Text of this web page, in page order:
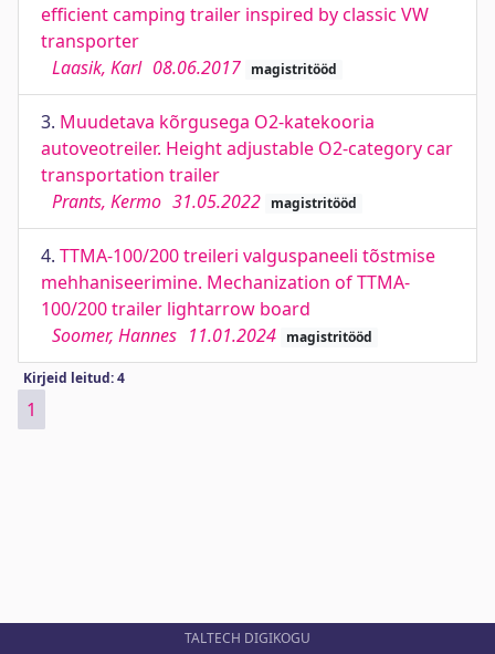
efficient camping trailer inspired by classic VW
transporter
Laasik, Karl 08.06.2017 magistritööd
3. Muudetava kõrgusega O2-katekooria
autoveotreiler. Height adjustable O2-category car
transportation trailer
Prants, Kermo 31.05.2022 magistritööd
4. TTMA-100/200 treileri valguspaneeli tõstmise
mehhaniseerimine. Mechanization of TTMA-
100/200 trailer lightarrow board
Soomer, Hannes 11.01.2024 magistritööd
Kirjeid leitud: 4
1
TALTECH DIGIKOGU